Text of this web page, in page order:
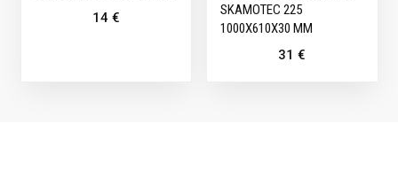
14 €
SKAMOTEC 225
1000X610X30 MM
31€